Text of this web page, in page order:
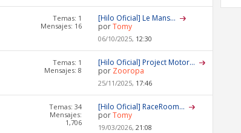
Temas: 1
Mensajes: 16
[Hilo Oficial] Le Mans...
porTomy
06/10/2025, 12:30
Temas: 1
Mensajes: 8
[Hilo Oficial] Project Motor...
por Zooropa
25/11/2025, 17:46
Temas: 34
Mensajes:
1,706
[Hilo Oficial] RaceRoom...
porTomy
19/03/2026,21:08